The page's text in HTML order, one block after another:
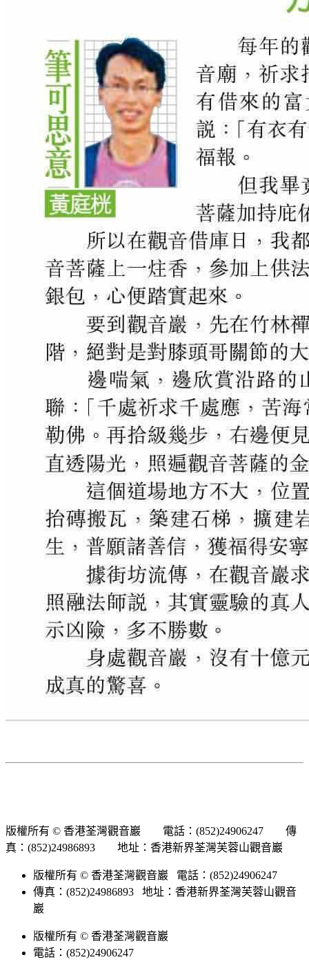
版權所有 © 香港荃灣觀音巖 電話：(852)24906247 傳
真：(852)24986893 地址：香港新界荃灣芙蓉山觀音巖
版權所有 © 香港荃灣觀音巖 電話：(852)24906247
傳真：(852)24986893 地址：香港新界荃灣芙蓉山觀音
巖
版權所有 © 香港荃灣觀音巖
電話：(852)24906247